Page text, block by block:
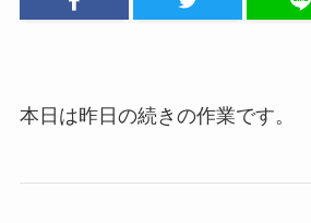
本日は昨日の続きの作業です。